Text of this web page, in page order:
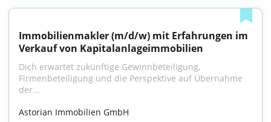
Immobilienmakler (m/d/w) mit Erfahrungen im
Verkauf von Kapitalanlageimmobilien
Dich erwartet zukünftige Gewinnbeteiligung,
Firmenbeteiligung und die Perspektive auf Übernahme
der...
Astorian Immobilien GmbH